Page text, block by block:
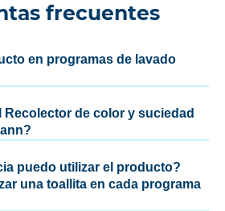
frecuentes
en programas de lavado
de color y suciedad
puedo utilizar el producto?
una toallita en cada programa